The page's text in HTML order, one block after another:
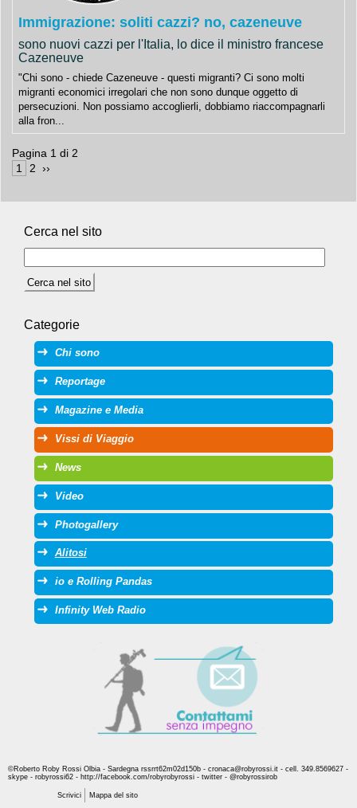
Immigrazione: soliti cazzi? no, cazeneuve
sono nuovi cazzi per l'Italia, lo dice il ministro francese
Cazeneuve
"Chi sono - chiede Cazeneuve - questi migranti? Ci sono molti
migranti economici irregolari che non sono dunque oggetto di
persecuzioni. Non possiamo accoglierli, dobbiamo riaccompagnarli
alla fron...
Pagina 1 di 2
1
2 ››
Cerca nel sito
Categorie
Chi sono
Reportage
Magazine e Media
Vissi di Viaggio
News
Video
Photogallery
Alitosi
io e Rolling Pandas
Infinity Web Radio
©Roberto Roby Rossi Olbia - Sardegna rssrrt62m02d150b - cronaca@robyrossi.it - cell. 349.8569627 -
skype - robyrossi62 - http://facebook.com/robyrobyrossi - twitter - @robyrossirob
Scrivici Mappa del sito